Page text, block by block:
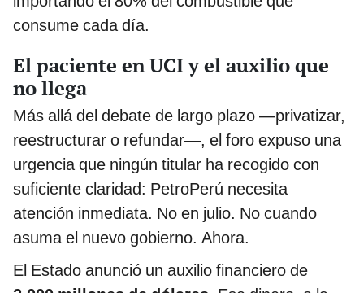
consume cada día.
El paciente en UCI y el auxilio que
no llega
Más allá del debate de largo plazo —privatizar,
reestructurar o refundar—, el foro expuso una
urgencia que ningún titular ha recogido con
suficiente claridad: PetroPerú necesita
atención inmediata. No en julio. No cuando
asuma el nuevo gobierno. Ahora.
El Estado anunció un auxilio financiero de